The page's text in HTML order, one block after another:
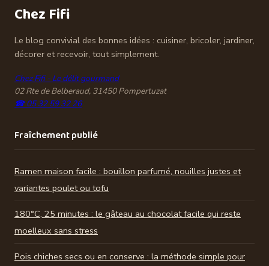
Chez Fifi
Le blog convivial des bonnes idées : cuisiner, bricoler, jardiner,
décorer et recevoir, tout simplement.
Chez Fifi - Le délit gourmand
02 Rte de Belberaud, 31450 Pompertuzat
☎ 05 32 59 32 26
Fraîchement publié
Ramen maison facile : bouillon parfumé, nouilles justes et
variantes poulet ou tofu
180°C, 25 minutes : le gâteau au chocolat facile qui reste
moelleux sans stress
Pois chiches secs ou en conserve : la méthode simple pour